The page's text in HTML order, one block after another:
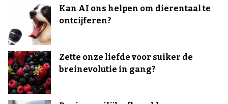
Kan AI ons helpen om dierentaal te
ontcijferen?
Zette onze liefde voor suiker de
breinevolutie in gang?